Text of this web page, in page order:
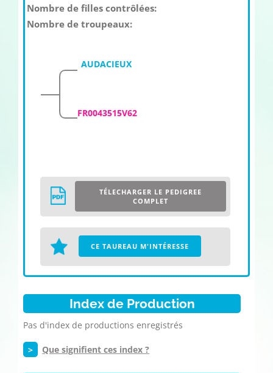
Nombre de filles contrôlées:
Nombre de troupeaux:
AUDACIEUX
FR0043515V62
TÉLECHARGER LE PEDIGREE
COMPLET
CE TAUREAU M'INTÉRESSE
Index de Production
Pas d'index de productions enregistrés
> Que signifient ces index ?